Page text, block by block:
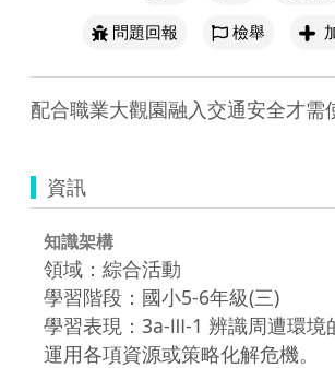
問題回報
檢舉
配合職業大觀園融入交通安全才需
資訊
知識架構
領域：綜合活動
學習階段：國小5-6年級(三)
學習表現：3a-Ⅲ-1 辨識周遭環境
運用各項資源或策略化解危機。